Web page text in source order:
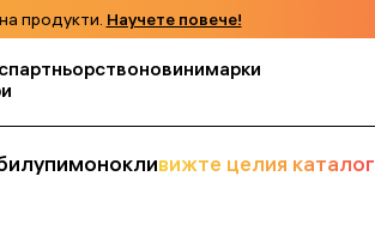
продукти. Научете повече!
партньорствоновинимарки
лупимонокливижте целия каталог